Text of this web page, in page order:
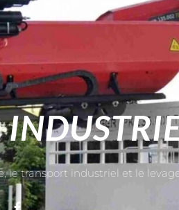
le transport industriel et le